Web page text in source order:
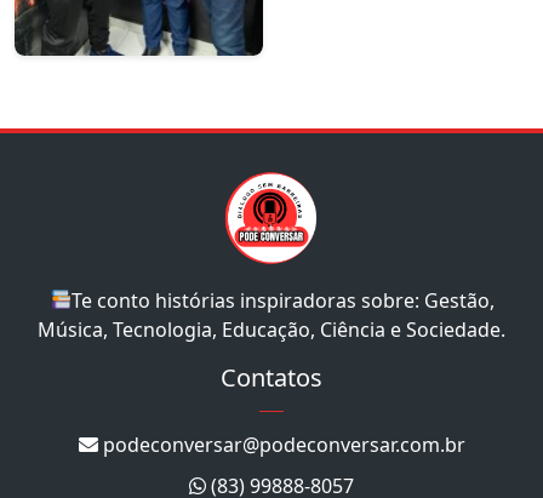
Te conto histórias inspiradoras sobre: Gestão,
Música, Tecnologia, Educação, Ciência e Sociedade.
Contatos
podeconversar@podeconversar.com.br
(83) 99888-8057